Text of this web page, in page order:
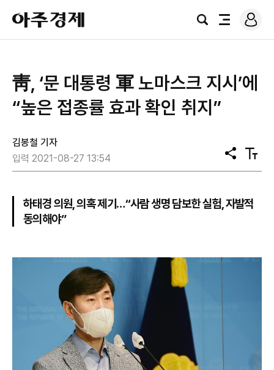
아
주
경
검
전
로
그
​靑, ‘문 대통령 軍 노마스크 지시’에
“높은 접종률 효과 확인 취지”
김봉철 기자
입력 2021-08-27 13:54
공
유
텍
스
기
하태경 의원, 의혹 제기…“사람 생명 담보한 실험, 자발적
동의해야”